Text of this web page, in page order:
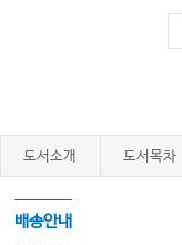
도서소개 도서목차
배송안내